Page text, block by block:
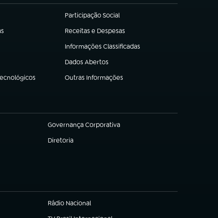
Participação Social
(abre em nova aba)
Receitas e Despesas
(abre em nova aba)
Informações Classificadas
(abre em nova aba)
Dados Abertos
(abre em nova aba)
Outras Informações
(abre em nova aba)
Governança Corporativa
(abre em nova aba)
Diretoria
(abre em nova aba)
Rádio Nacional